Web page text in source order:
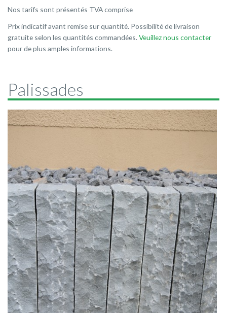
Nos tarifs sont présentés TVA comprise
Prix indicatif avant remise sur quantité. Possibilité de livraison
gratuite selon les quantités commandées. Veuillez nous contacter
pour de plus amples informations.
Palissades